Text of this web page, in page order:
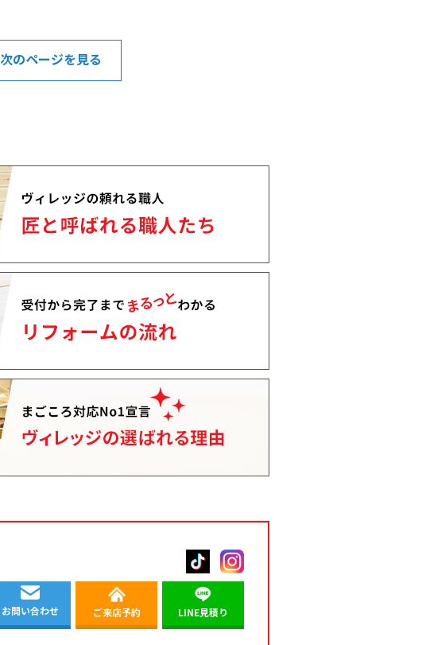
める「スーパーボールすくい」「お菓子詰め
放題」♪ ★期間中LINEおともだち新規登録で
粗品プレゼント ぜひご家族でお越し下さいま
せ♪ 旬感リフォーム 茨木高槻ショールーム 住
次のページを見る
お問い合わせ ご来店予約 LINE見積り